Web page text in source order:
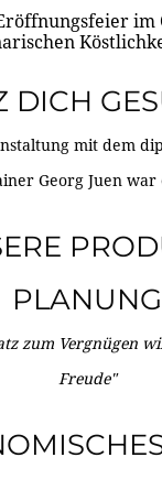
im
DICH
mit dem
Georg Juen
PLANUNG
zum Vergnügen
Freude"